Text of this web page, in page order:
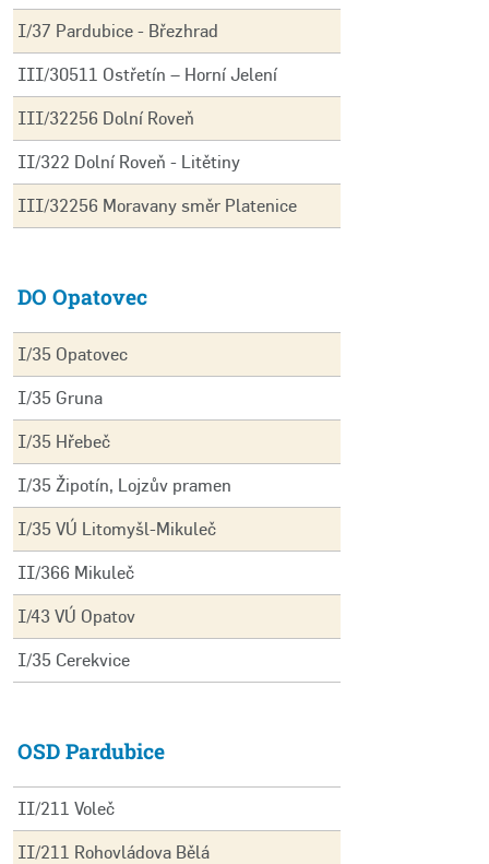
I/37 Pardubice - Březhrad
III/30511 Ostřetín – Horní Jelení
III/32256 Dolní Roveň
II/322 Dolní Roveň - Litětiny
III/32256 Moravany směr Platenice
DO Opatovec
I/35 Opatovec
I/35 Gruna
I/35 Hřebeč
I/35 Žipotín, Lojzův pramen
I/35 VÚ Litomyšl-Mikuleč
II/366 Mikuleč
I/43 VÚ Opatov
I/35 Cerekvice
OSD Pardubice
II/211 Voleč
II/211 Rohovládova Bělá